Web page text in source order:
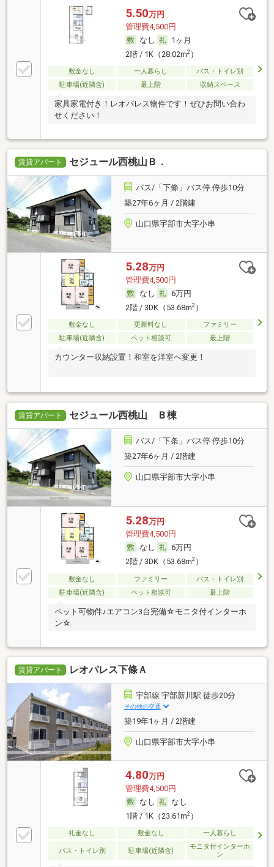
5.50万円
管理費4,500円
なし
1ヶ月
2階 / 1K（28.02m2）
敷金なし 一人暮らし
バス・トイレ別
駐車場(近隣含)
最上階 収納スペース
家具家電付き！レオパレス物件です！ぜひお問い合わ
せください！
賃貸アパート セジュール西桃山Ｂ．
バス/「下條」バス停 停歩10分
築27年6ヶ月 / 2階建
山口県宇部市大字小串
5.28万円
管理費4,500円
なし
6万円
2階 / 3DK（53.68m2）
敷金なし 更新料なし
ファミリー
駐車場(近隣含)
ペット相談可 最上階
カウンター収納設置！和室を洋室へ変更！
賃貸アパート セジュール西桃山 Ｂ棟
バス/「下条」バス停 停歩10分
築27年6ヶ月 / 2階建
山口県宇部市大字小串
5.28万円
管理費4,500円
なし
6万円
2階 / 3DK（53.68m2）
敷金なし ファミリー
バス・トイレ別
駐車場(近隣含)
ペット相談可 最上階
ペット可物件♪エアコン3台完備☆モニタ付インターホ
ン☆
賃貸アパート レオパレス下條Ａ
宇部線 宇部新川駅 徒歩20分
その他の交通
築19年1ヶ月 / 2階建
山口県宇部市大字小串
4.80万円
管理費4,500円
なし
なし
1階 / 1K（23.61m2）
礼金なし 敷金なし 一人暮らし
バス・トイレ別 駐車場(近隣含)
モニタ付インターホ
ン